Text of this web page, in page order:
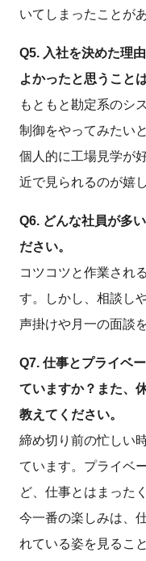
いてしまったことが
Q5. 入社を決めた理
よかったと思うこと
もともと勘定系のシ
制御をやってみたい
個人的に工場見学が
近で見られるのが嬉
Q6. どんな社員が多
ださい。
コツコツと作業され
す。しかし、相談し
声掛けや月一の面談
Q7. 仕事とプライベ
ていますか？また、
教えてください。
締め切り前の忙しい
ています。プライベ
ど、仕事とはまった
今一番の楽しみは、
れている姿を見るこ